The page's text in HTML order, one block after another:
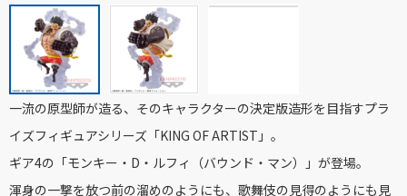
一流の原型師が造る、そのキャラクターの決定版造形を目指すプラ
イズフィギュアシリーズ「KING OF ARTIST」。
ギア4の「モンキー・D・ルフィ（バウンド・マン）」が登場。
渾身の一撃を放つ前の溜めのようにも、歌舞伎の見得のようにも見